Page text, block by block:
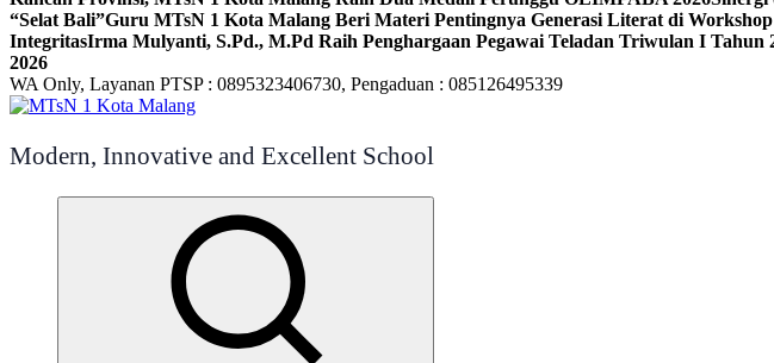
“Selat Bali”Guru MTsN 1 Kota Malang Beri Materi Pentingnya Generasi Literat di
IntegritasIrma Mulyanti, S.Pd., M.Pd Raih Penghargaan Pegawai Teladan Triwulan I Tahun
2026
WA Only, Layanan PTSP : 0895323406730, Pengaduan : 085126495339
Modern, Innovative and Excellent School